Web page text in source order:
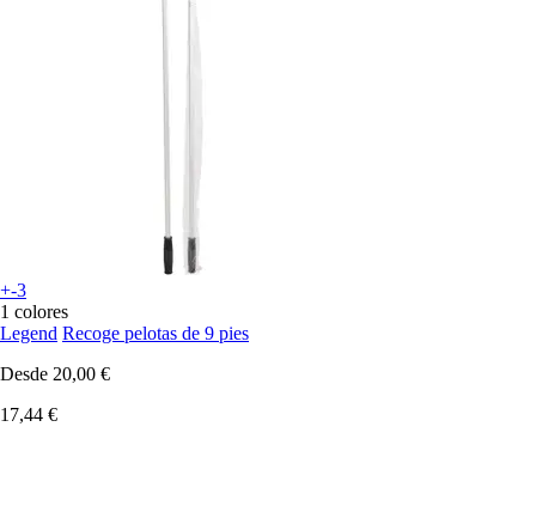
+-3
1 colores
Legend Recoge pelotas de 9 pies
Desde 20,00 €
17,44 €